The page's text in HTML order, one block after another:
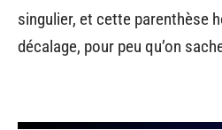
singulier, et cette parenthèse
décalage, pour peu qu’on